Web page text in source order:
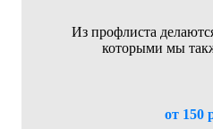
Из профлиста
которыми мы
от 150